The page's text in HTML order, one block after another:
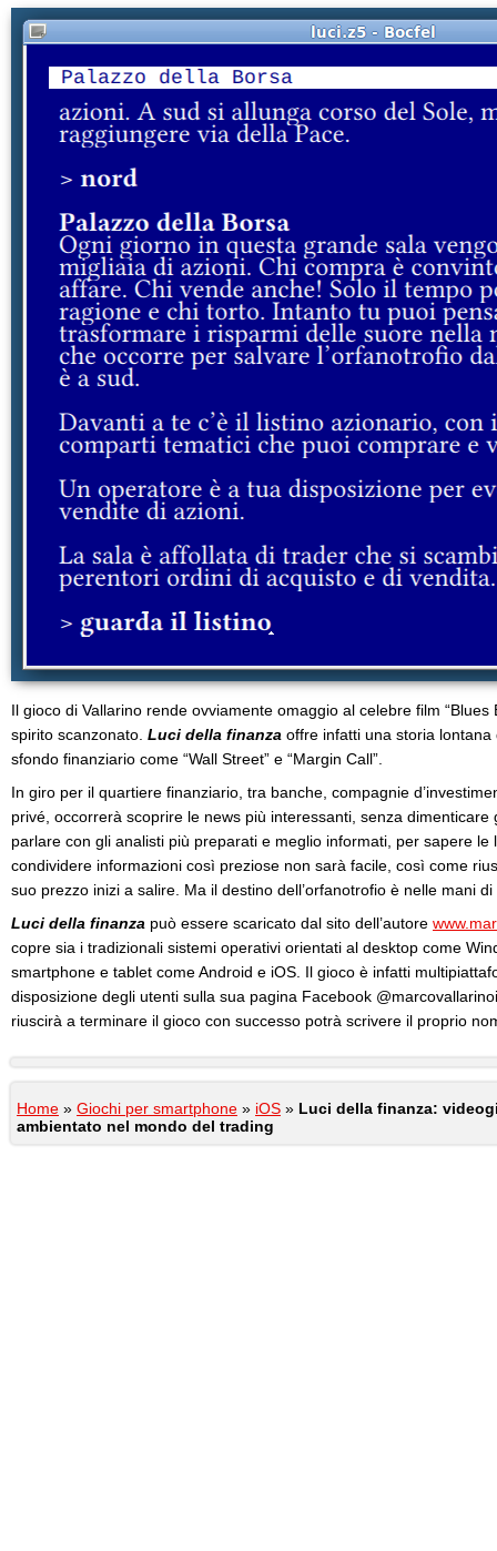
Il gioco di Vallarino rende ovviamente omaggio al celebre film
spirito scanzonato. Luci della finanza offre infatti una storia
sfondo finanziario come “Wall Street” e “Margin Call”.
In giro per il quartiere finanziario, tra banche, compagnie
privé, occorrerà scoprire le news più interessanti, senza
parlare con gli analisti più preparati e meglio informati, per sapere le
condividere informazioni così preziose non sarà facile, così come
suo prezzo inizi a salire. Ma il destino dell’orfanotrofio è nelle mani
Luci della finanza può essere scaricato dal sito dell’autore
copre sia i tradizionali sistemi operativi orientati al desktop come
smartphone e tablet come Android e iOS. Il gioco è infatti
disposizione degli utenti sulla sua pagina Facebook
riuscirà a terminare il gioco con successo potrà scrivere il proprio
Home » Giochi per smartphone » iOS » Luci della finanza:
ambientato nel mondo del trading